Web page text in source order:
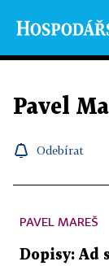
Pavel
Odebírat
PAVEL MAREŠ
Dopisy: Ad